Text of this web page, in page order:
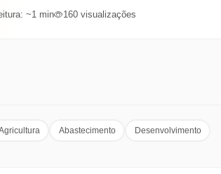
~1 min 160 visualizações
Abastecimento Desenvolvimento